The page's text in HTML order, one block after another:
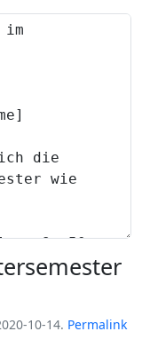
10-14. Permalink